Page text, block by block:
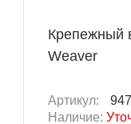
Крепежный
Weaver
Артикул:
Наличие: